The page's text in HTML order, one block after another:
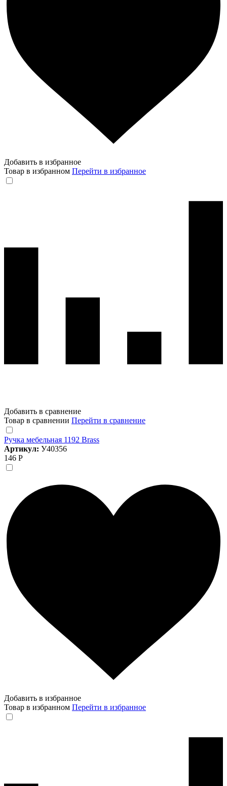
Добавить в избранное
Товар в избранном Перейти в избранное
Добавить в сравнение
Товар в сравнении Перейти в сравнение
Ручка мебельная 1192 Brass
Артикул: У40356
146 Р
Добавить в избранное
Товар в избранном Перейти в избранное